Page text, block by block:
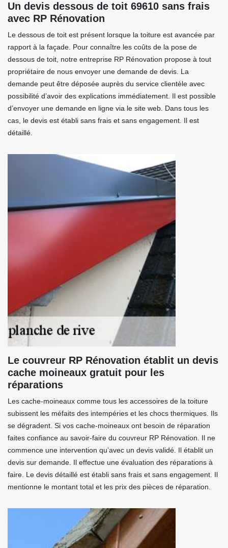
Un devis dessous de toit 69610 sans frais
avec RP Rénovation
Le dessous de toit est présent lorsque la toiture est avancée par
rapport à la façade. Pour connaître les coûts de la pose de
dessous de toit, notre entreprise RP Rénovation propose à tout
propriétaire de nous envoyer une demande de devis. La
demande peut être déposée auprès du service clientèle avec
possibilité d’avoir des explications immédiatement. Il est possible
d’envoyer une demande en ligne via le site web. Dans tous les
cas, le devis est établi sans frais et sans engagement. Il est
détaillé.
Le couvreur RP Rénovation établit un devis
cache moineaux gratuit pour les
réparations
Les cache-moineaux comme tous les accessoires de la toiture
subissent les méfaits des intempéries et les chocs thermiques. Ils
se dégradent. Si vos cache-moineaux ont besoin de réparation
faites confiance au savoir-faire du couvreur RP Rénovation. Il ne
commence une intervention qu’avec un devis validé. Il établit un
devis sur demande. Il effectue une évaluation des réparations à
faire. Le devis détaillé est établi sans frais et sans engagement. Il
mentionne le montant total et les prix des pièces de réparation.